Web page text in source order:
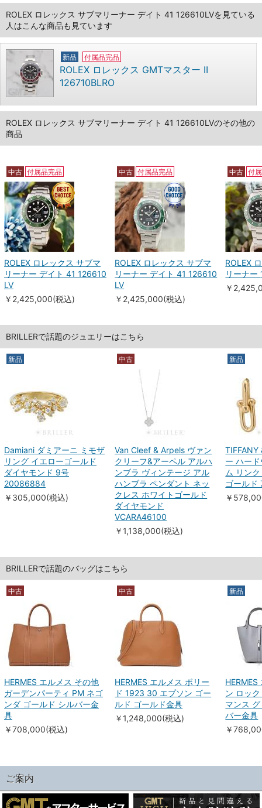
ROLEX ロレックス サブマリーナー デイト 41 126610LVを見ている
人はこんな商品も見ています
新品 付属品完品
ROLEX ロレックス GMTマスター II
126710BLRO
ROLEX ロレックス サブマリーナー デイト 41 126610LVのその他の
商品
中古 付属品完品
ROLEX ロレックス サブマ
リーナー デイト 41 126610
LV
￥2,425,000(税込)
中古 付属品完品
ROLEX ロレックス サブマ
リーナー デイト 41 126610
LV
￥2,425,000(税込)
中古 付
ROLEX
￥
BRILLERで話題のジュエリーはこちら
新品
Damiani ダミアーニ ミモザ
リング イエローゴールド
ダイヤモンド 9号
20086884
￥305,000(税込)
中古
Van Cleef & Arpels ヴァン
クリーフ&アーペル アルハ
ンブラ ヴィンテージ アル
ハンブラ ペンダント ネッ
クレス ホワイトゴールド
ダイヤモンド
VCARA46100
￥1,138,000(税込)
新品
TIFFANY
ー ハー
ム リン
ゴール
￥
BRILLERで話題のバッグはこちら
中古
HERMES エルメス その他
ガーデンパーティ PM ネゴ
ンダ ゴールド シルバー金
具
￥708,000(税込)
中古
HERMES エルメス ボリー
ド 1923 30 エプソン ゴー
ルド ゴールド金具
￥1,248,000(税込)
新品
ン ロッ
マンス
バー金具
￥
ご案内